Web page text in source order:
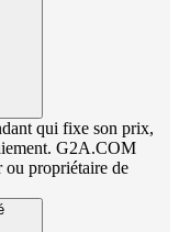
qui fixe son prix,
G2A.COM
ou propriétaire de